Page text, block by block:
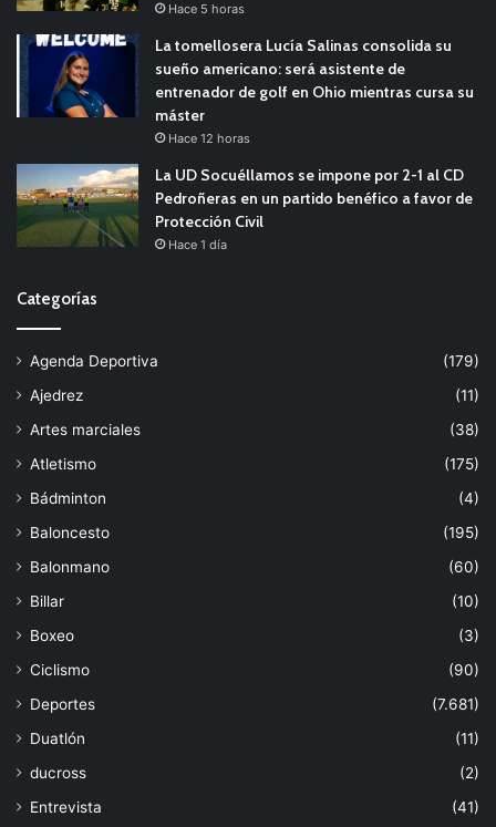
Hace 5 horas
La tomellosera Lucía Salinas consolida su
sueño americano: será asistente de
entrenador de golf en Ohio mientras cursa su
máster
Hace 12 horas
La UD Socuéllamos se impone por 2-1 al CD
Pedroñeras en un partido benéfico a favor de
Protección Civil
Hace 1 día
Categorías
Agenda Deportiva
(179)
Ajedrez
(11)
Artes marciales
(38)
Atletismo
(175)
Bádminton
(4)
Baloncesto
(195)
Balonmano
(60)
Billar
(10)
Boxeo
(3)
Ciclismo
(90)
Deportes
(7.681)
Duatlón
(11)
ducross
(2)
Entrevista
(41)